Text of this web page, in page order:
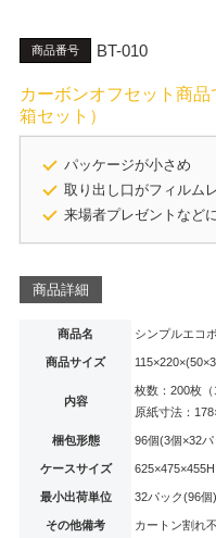
商品番号 BT-010
カーボンオフセット商
箱セット）
パッケージが小さめ
取り出し口がフィルム
来場者プレゼントなど
商品詳細
商品名 シンプルエコ
商品サイズ
内容
枚数：200枚（
原紙寸法：
梱包形態 96個(3個×32パ
ケースサイズ 625×475×455H
最小出荷単位 32パック(96個)
その他備考 カートン割れ